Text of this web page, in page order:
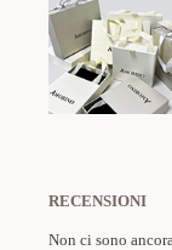
RECENSIONI
Non ci sono